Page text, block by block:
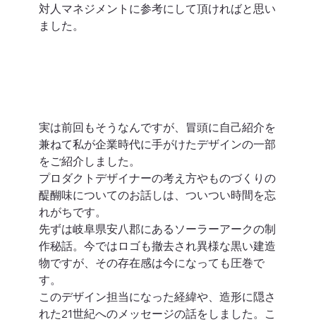
対人マネジメントに参考にして頂ければと思い
ました。
実は前回もそうなんですが、冒頭に自己紹介を
兼ねて私が企業時代に手がけたデザインの一部
をご紹介しました。
プロダクトデザイナーの考え方やものづくりの
醍醐味についてのお話しは、ついつい時間を忘
れがちです。
先ずは岐阜県安八郡にあるソーラーアークの制
作秘話。今ではロゴも撤去され異様な黒い建造
物ですが、その存在感は今になっても圧巻で
す。
このデザイン担当になった経緯や、造形に隠さ
れた21世紀へのメッセージの話をしました。こ